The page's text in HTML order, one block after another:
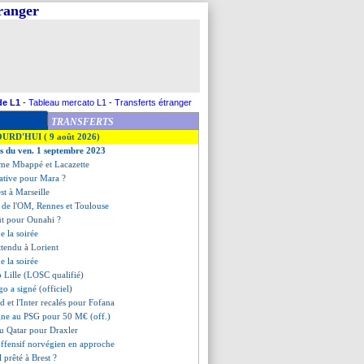
L1 - Tableau mercato L1 - Transferts étranger
TRANSFERTS
( 9 août 2026)
du ven. 1 septembre 2023
Mbappé et Lacazette
pour Mara ?
à Marseille
de l'OM, Rennes et Toulouse
pour Ounahi ?
la soirée
à Lorient
la soirée
Lille (LOSC qualifié)
a signé (officiel)
et l'Inter recalés pour Fofana
au PSG pour 50 M€ (off.)
Qatar pour Draxler
norvégien en approche
prêté à Brest ?